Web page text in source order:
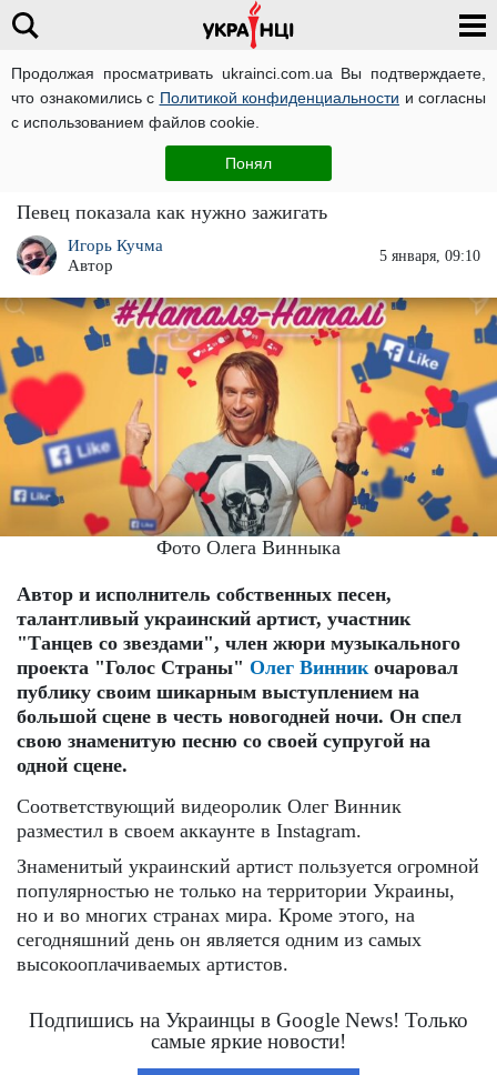
Продолжая просматривать ukrainci.com.ua Вы подтверждаете,
что ознакомились с Политикой конфиденциальности и согласны
с использованием файлов cookie.
Понял
Олег Винник показал магию разжигания
своих волчиц: в считанные минуты
Певец показала как нужно зажигать
Игорь Кучма
Автор
5 января, 09:10
Фото Олега Винныка
Автор и исполнитель собственных песен,
талантливый украинский артист, участник
"Танцев со звездами", член жюри музыкального
проекта "Голос Страны" Олег Винникочаровал
публику своим шикарным выступлением на
большой сцене в честь новогодней ночи. Он спел
свою знаменитую песню со своей супругой на
одной сцене.
Соответствующий видеоролик Олег Винник
разместил в своем аккаунте в Instagram.
Знаменитый украинский артист пользуется огромной
популярностью не только на территории Украины,
но и во многих странах мира. Кроме этого, на
сегодняшний день он является одним из самых
высокооплачиваемых артистов.
Подпишись на Украинцы в Google News! Только
самые яркие новости!